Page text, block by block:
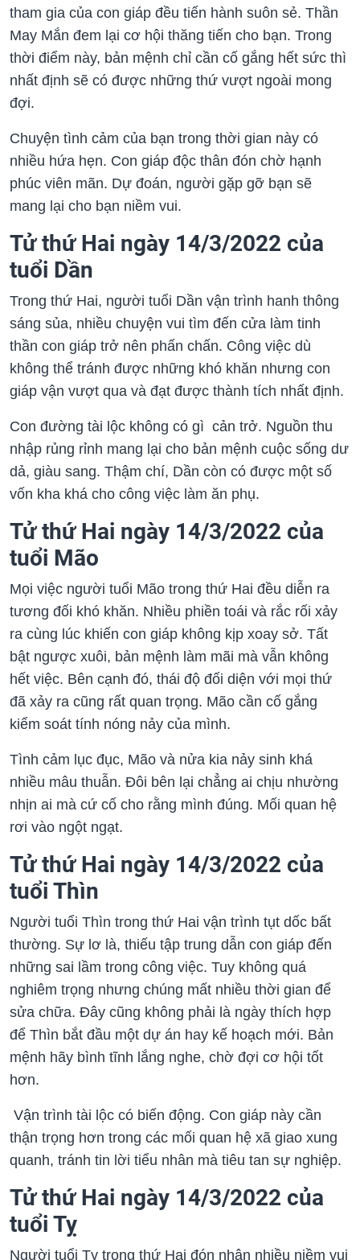
tham gia của con giáp đều tiến hành suôn sẻ. Thần
May Mắn đem lại cơ hội thăng tiến cho bạn. Trong
thời điểm này, bản mệnh chỉ cần cố gắng hết sức thì
nhất định sẽ có được những thứ vượt ngoài mong
đợi.
Chuyện tình cảm của bạn trong thời gian này có
nhiều hứa hẹn. Con giáp độc thân đón chờ hạnh
phúc viên mãn. Dự đoán, người gặp gỡ bạn sẽ
mang lại cho bạn niềm vui.
Tử thứ Hai ngày 14/3/2022 của
tuổi Dần
Trong thứ Hai, người tuổi Dần vận trình hanh thông
sáng sủa, nhiều chuyện vui tìm đến cửa làm tinh
thần con giáp trở nên phấn chấn. Công việc dù
không thể tránh được những khó khăn nhưng con
giáp vận vượt qua và đạt được thành tích nhất định.
Con đường tài lộc không có gì cản trở. Nguồn thu
nhập rủng rỉnh mang lại cho bản mệnh cuộc sống dư
dả, giàu sang. Thậm chí, Dần còn có được một số
vốn kha khá cho công việc làm ăn phụ.
Tử thứ Hai ngày 14/3/2022 của
tuổi Mão
Mọi việc người tuổi Mão trong thứ Hai đều diễn ra
tương đối khó khăn. Nhiều phiền toái và rắc rối xảy
ra cùng lúc khiến con giáp không kịp xoay sở. Tất
bật ngược xuôi, bản mệnh làm mãi mà vẫn không
hết việc. Bên cạnh đó, thái độ đối diện với mọi thứ
đã xảy ra cũng rất quan trọng. Mão cần cố gắng
kiểm soát tính nóng nảy của mình.
Tình cảm lục đục, Mão và nửa kia nảy sinh khá
nhiều mâu thuẫn. Đôi bên lại chẳng ai chịu nhường
nhịn ai mà cứ cố cho rằng mình đúng. Mối quan hệ
rơi vào ngột ngạt.
Tử thứ Hai ngày 14/3/2022 của
tuổi Thìn
Người tuổi Thìn trong thứ Hai vận trình tụt dốc bất
thường. Sự lơ là, thiếu tập trung dẫn con giáp đến
những sai lầm trong công việc. Tuy không quá
nghiêm trọng nhưng chúng mất nhiều thời gian để
sửa chữa. Đây cũng không phải là ngày thích hợp
để Thìn bắt đầu một dự án hay kế hoạch mới. Bản
mệnh hãy bình tĩnh lắng nghe, chờ đợi cơ hội tốt
hơn.
Vận trình tài lộc có biến động. Con giáp này cần
thận trọng hơn trong các mối quan hệ xã giao xung
quanh, tránh tin lời tiểu nhân mà tiêu tan sự nghiệp.
Tử thứ Hai ngày 14/3/2022 của
tuổi Tỵ
Người tuổi Tỵ trong thứ Hai đón nhận nhiều niềm vui